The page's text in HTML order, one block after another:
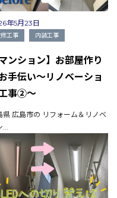
年5月23日
工事 内装工事
マンション】お部屋作り
手伝い～リノベーショ
事②～
県 広島市の リフォーム＆リノベ
...